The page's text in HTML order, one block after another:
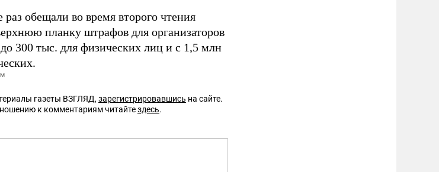
раз обещали во время второго чтения
планку штрафов для организаторов
300 тыс. для физических лиц и с 1,5 млн
газеты ВЗГЛЯД, зарегистрировавшись на сайте.
к комментариям читайтездесь.